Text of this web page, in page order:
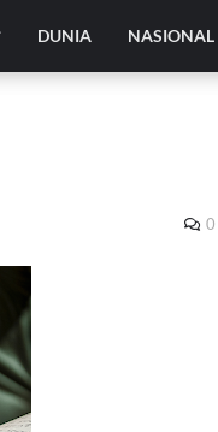
DUNIA NASIONAL
0